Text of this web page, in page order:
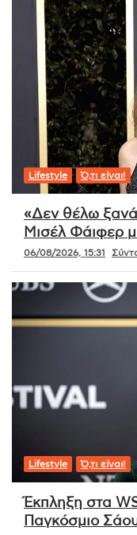
Lifestyle Ό,τι είναι!
«Δεν θέλω
Μισέλ Φάιφερ
06/08/2026, 15:31
Lifestyle Ό,τι είναι!
Έκπληξη στα
Παγκόσμιο